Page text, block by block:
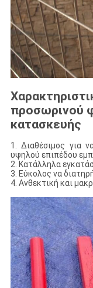
προσωρινού
κατασκευής
1. Διαθέσιμος για
υψηλού επιπέδου
2. Κατάλληλα
3. Εύκολος να
4. Ανθεκτική και